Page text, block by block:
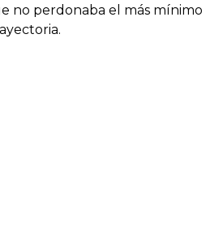
no perdonaba el más mínimo